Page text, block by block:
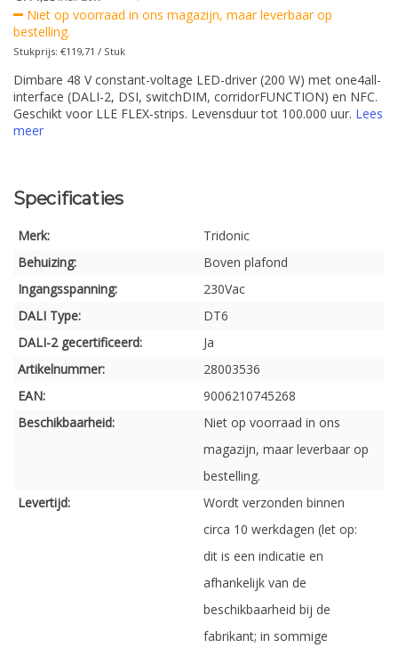
Niet op voorraad in ons magazijn, maar leverbaar op
bestelling.
Stukprijs: €119,71 / Stuk
Dimbare 48 V constant-voltage LED-driver (200 W) met one4all-
interface (DALI-2, DSI, switchDIM, corridorFUNCTION) en NFC.
Geschikt voor LLE FLEX-strips. Levensduur tot 100.000 uur. Lees
meer
Specificaties
Merk:
Tridonic
Behuizing:
Boven plafond
Ingangsspanning:
230Vac
DALI Type:
DT6
DALI-2 gecertificeerd:
Ja
Artikelnummer:
28003536
EAN:
9006210745268
Beschikbaarheid:
Niet op voorraad in ons
magazijn, maar leverbaar op
bestelling.
Levertijd:
Wordt verzonden binnen
circa 10 werkdagen (let op:
dit is een indicatie en
afhankelijk van de
beschikbaarheid bij de
fabrikant; in sommige